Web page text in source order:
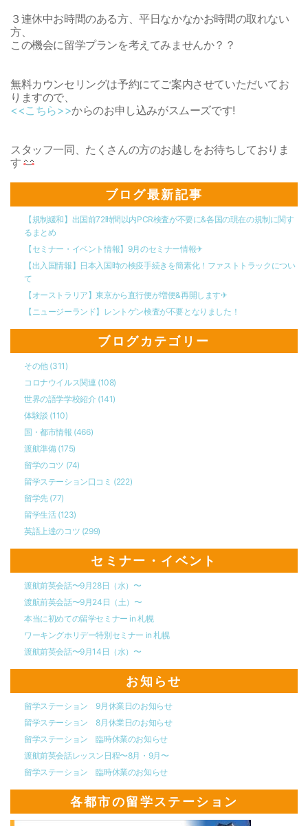
３連休中お時間のある方、平日なかなかお時間の取れない
方、
この機会に留学プランを考えてみませんか？？
無料カウンセリングは予約にてご案内させていただいてお
りますので、
<<こちら>>からのお申し込みがスムーズです!
スタッフ一同、たくさんの方のお越しをお待ちしておりま
す
ブログ最新記事
【規制緩和】出国前72時間以内PCR検査が不要に&各国の現在の規制に関す
るまとめ
【セミナー・イベント情報】9月のセミナー情報✈︎
【出入国情報】日本入国時の検疫手続きを簡素化！ファストトラックについ
て
【オーストラリア】東京から直行便が増便&再開します✈︎
【ニュージーランド】レントゲン検査が不要となりました！
ブログカテゴリー
その他 (311)
コロナウイルス関連 (108)
世界の語学学校紹介 (141)
体験談 (110)
国・都市情報 (466)
渡航準備 (175)
留学のコツ (74)
留学ステーション口コミ (222)
留学先 (77)
留学生活 (123)
英語上達のコツ (299)
セミナー・イベント
渡航前英会話〜9月28日（水）〜
渡航前英会話〜9月24日（土）〜
本当に初めての留学セミナー in 札幌
ワーキングホリデー特別セミナー in 札幌
渡航前英会話〜9月14日（水）〜
お知らせ
留学ステーション 9月休業日のお知らせ
留学ステーション 8月休業日のお知らせ
留学ステーション 臨時休業のお知らせ
渡航前英会話レッスン日程〜8月・9月〜
留学ステーション 臨時休業のお知らせ
各都市の留学ステーション